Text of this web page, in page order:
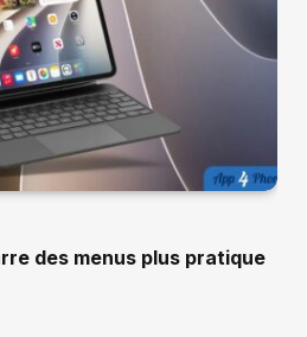
des menus plus pratique